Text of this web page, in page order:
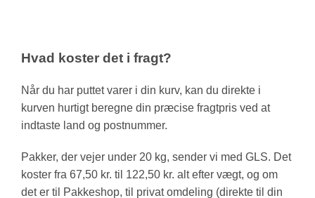
Hvad koster det i fragt?
Når du har puttet varer i din kurv, kan du direkte i
kurven hurtigt beregne din præcise fragtpris ved at
indtaste land og postnummer.
Pakker, der vejer under 20 kg, sender vi med GLS. Det
koster fra 67,50 kr. til 122,50 kr. alt efter vægt, og om
det er til Pakkeshop, til privat omdeling (direkte til din